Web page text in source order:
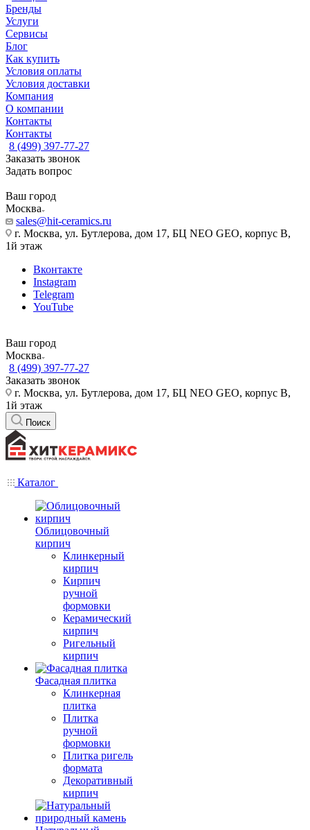
Бренды
Услуги
Сервисы
Блог
Как купить
Условия оплаты
Условия доставки
Компания
О компании
Контакты
Контакты
8 (499) 397-77-27
Заказать звонок
Задать вопрос
Ваш город
Москва
sales@hit-ceramics.ru
г. Москва, ул. Бутлерова, дом 17, БЦ NEO GEO, корпус В,
1й этаж
Вконтакте
Instagram
Telegram
YouTube
Ваш город
Москва
8 (499) 397-77-27
Заказать звонок
г. Москва, ул. Бутлерова, дом 17, БЦ NEO GEO, корпус В,
1й этаж
Поиск
Каталог
Облицовочный
кирпич
Клинкерный
кирпич
Кирпич
ручной
формовки
Керамический
кирпич
Ригельный
кирпич
Фасадная плитка
Клинкерная
плитка
Плитка
ручной
формовки
Плитка ригель
формата
Декоративный
кирпич